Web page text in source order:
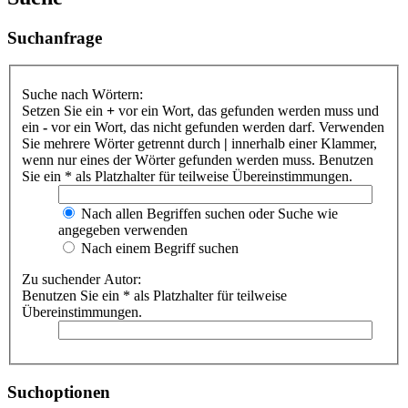
Suchanfrage
Suche nach Wörtern:
Setzen Sie ein + vor ein Wort, das gefunden werden muss und
ein - vor ein Wort, das nicht gefunden werden darf. Verwenden
Sie mehrere Wörter getrennt durch | innerhalb einer Klammer,
wenn nur eines der Wörter gefunden werden muss. Benutzen
Sie ein * als Platzhalter für teilweise Übereinstimmungen.
Nach allen Begriffen suchen oder Suche wie
angegeben verwenden
Nach einem Begriff suchen
Zu suchender Autor:
Benutzen Sie ein * als Platzhalter für teilweise
Übereinstimmungen.
Suchoptionen